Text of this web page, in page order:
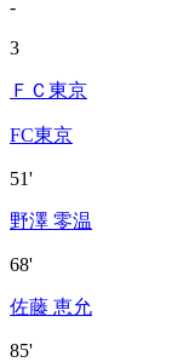
-
3
ＦＣ東京
FC東京
51'
野澤 零温
68'
佐藤 恵允
85'